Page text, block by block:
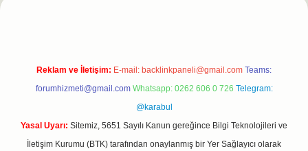
Reklam ve İletişim: E-mail: backlinkpaneli@gmail.com Teams:
forumhizmeti@gmail.com Whatsapp: 0262 606 0 726 Telegram:
@karabul
Yasal Uyarı: Sitemiz, 5651 Sayılı Kanun gereğince Bilgi Teknolojileri ve
İletişim Kurumu (BTK) tarafından onaylanmış bir Yer Sağlayıcı olarak